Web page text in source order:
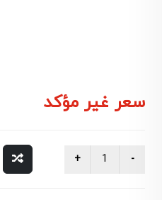
سعر غير مؤكد